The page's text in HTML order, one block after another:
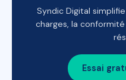
Syndic Digital
charges, la
Essai